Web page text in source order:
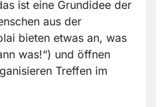
ist eine Grundidee der
aus der
bieten etwas an, was
was!“) und öffnen
Treffen im